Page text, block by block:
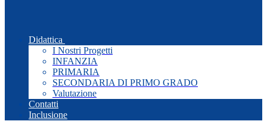
Didattica
I Nostri Progetti
INFANZIA
PRIMARIA
SECONDARIA DI PRIMO GRADO
Valutazione
Contatti
Inclusione